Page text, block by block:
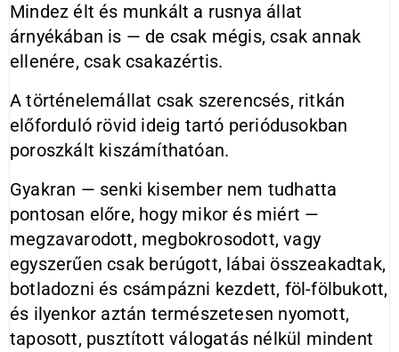
Mindez élt és munkált a rusnya állat
árnyékában is — de csak mégis, csak annak
ellenére, csak csakazértis.
A történelemállat csak szerencsés, ritkán
előforduló rövid ideig tartó periódusokban
poroszkált kiszámíthatóan.
Gyakran — senki kisember nem tudhatta
pontosan előre, hogy mikor és miért —
megzavarodott, megbokrosodott, vagy
egyszerűen csak berúgott, lábai összeakadtak,
botladozni és csámpázni kezdett, föl-fölbukott,
és ilyenkor aztán természetesen nyomott,
taposott, pusztított válogatás nélkül mindent